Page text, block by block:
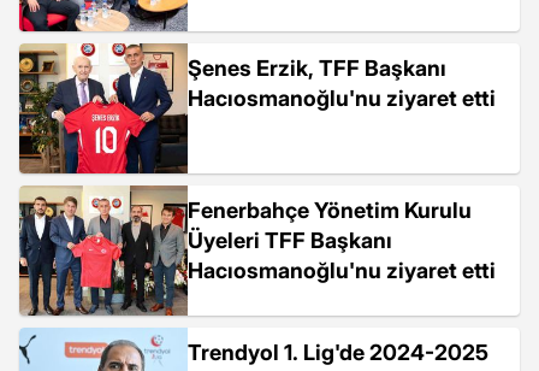
Şenes Erzik, TFF Başkanı
Hacıosmanoğlu'nu ziyaret etti
Fenerbahçe Yönetim Kurulu
Üyeleri TFF Başkanı
Hacıosmanoğlu'nu ziyaret etti
Trendyol 1. Lig'de 2024-2025